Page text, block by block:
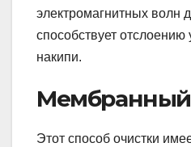
электромагнитных волн
способствует
накипи.
Этот способ очистки